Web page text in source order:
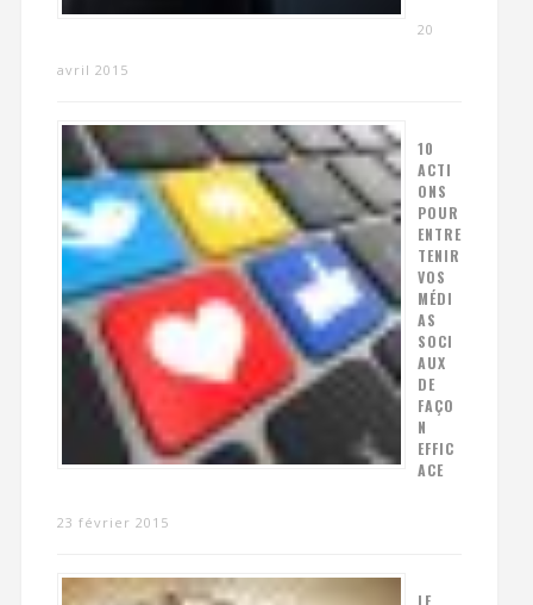
20
avril 2015
10
ACTI
ONS
POUR
ENTRE
TENIR
VOS
MÉDI
AS
SOCI
AUX
DE
FAÇO
N
EFFIC
ACE
23 février 2015
LE